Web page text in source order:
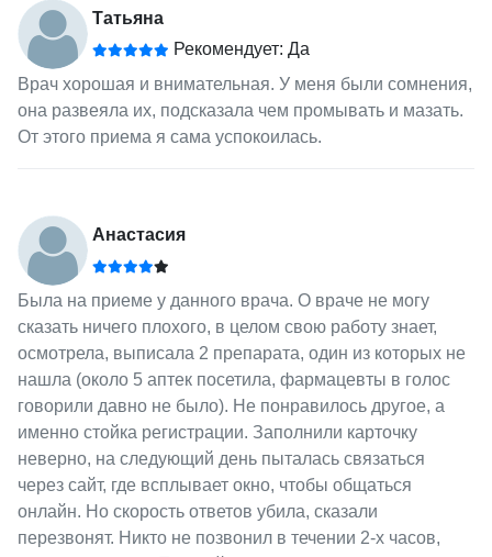
Татьяна
Рекомендует: Да
Врач хорошая и внимательная. У меня были сомнения,
она развеяла их, подсказала чем промывать и мазать.
От этого приема я сама успокоилась.
Анастасия
Была на приеме у данного врача. О враче не могу
сказать ничего плохого, в целом свою работу знает,
осмотрела, выписала 2 препарата, один из которых не
нашла (около 5 аптек посетила, фармацевты в голос
говорили давно не было). Не понравилось другое, а
именно стойка регистрации. Заполнили карточку
неверно, на следующий день пыталась связаться
через сайт, где всплывает окно, чтобы общаться
онлайн. Но скорость ответов убила, сказали
перезвонят. Никто не позвонил в течении 2-х часов,